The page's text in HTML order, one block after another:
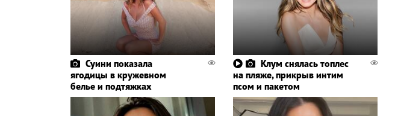
Суини показала
ягодицы в кружевном
белье и подтяжках
Клум снялась топлес
на пляже, прикрыв интим
псом и пакетом